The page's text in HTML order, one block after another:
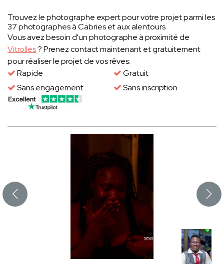
Trouvez le photographe expert pour votre projet parmi les
37 photographes à Cabries et aux alentours
Vous avez besoin d'un photographe à proximité de
Vitrolles? Prenez contact maintenant et gratuitement
pour réaliser le projet de vos rêves.
Rapide
Gratuit
Sans engagement
Sans inscription